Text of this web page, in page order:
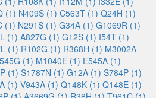
(1) N409S (1) C563T (1) Q24H (1)
(1) N291S (1) G34A (1) G1069R (1)
(1) A827G (1) G12S (1) I54T (1)
(1) R102G (1) R368H (1) M3002A
(1) M1040E (1) E545A (1)
(1) S1787N (1) G12A (1) S784P (1)
(1) V943A (1) Q148K (1) Q148E (1)